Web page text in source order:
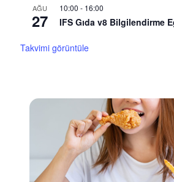
AĞU
27
10:00 - 16:00
IFS Gıda v8 Bilgilendirme
Takvimi görüntüle